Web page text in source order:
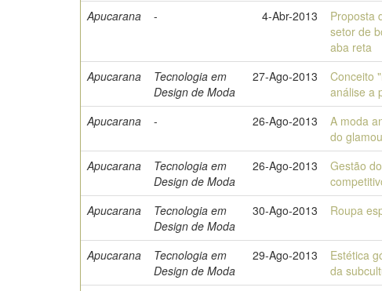
Apucarana - 4-Abr-2013
Proposta
setor de
aba reta
Apucarana
Tecnologia em
Design de Moda
27-Ago-2013
Conceito
análise a
Apucarana
- 26-Ago-2013
A moda
do
Apucarana
Tecnologia em
Design de Moda
26-Ago-2013
Gestão
Apucarana
Tecnologia em
Design de Moda
30-Ago-2013 Roupa
Apucarana
Tecnologia em
Design de Moda
29-Ago-2013
Estética
da